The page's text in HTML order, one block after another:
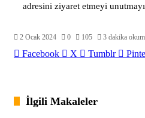
adresini ziyaret etmeyi
2 Ocak 2024 0 105 3 dakika
Facebook X Tumblr
İlgili Makaleler